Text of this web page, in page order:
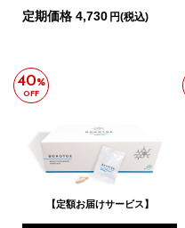
定期価格 4,730 円(税込)
【定額お届けサービス】
40%
OFF